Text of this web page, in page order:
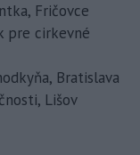
Fričovce
pre cirkevné
Bratislava
Lišov